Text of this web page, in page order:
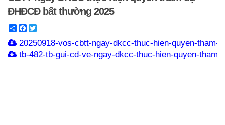
ĐHĐCĐ bất thường 2025
ShareFacebook
20250918-vos-cbtt-ngay-dkcc-thuc-hien-quyen-tham-
tb-482-tb-gui-cd-ve-ngay-dkcc-thuc-hien-quyen-tham-